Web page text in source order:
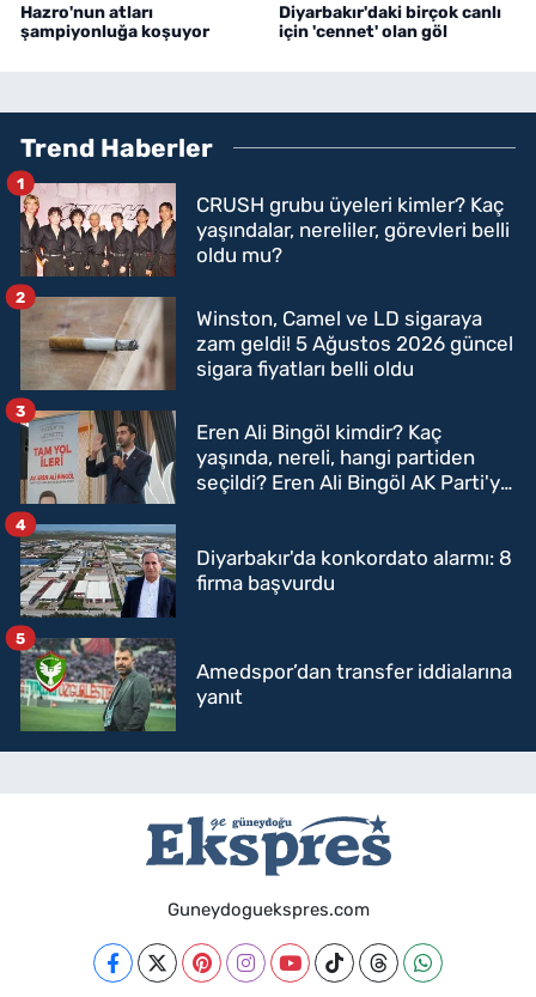
Hazro'nun atları
şampiyonluğa koşuyor
Diyarbakır'daki birçok canlı
için 'cennet' olan göl
Trend Haberler
CRUSH grubu üyeleri kimler? Kaç
yaşındalar, nereliler, görevleri belli
oldu mu?
1
Winston, Camel ve LD sigaraya
zam geldi! 5 Ağustos 2026 güncel
sigara fiyatları belli oldu
2
Eren Ali Bingöl kimdir? Kaç
yaşında, nereli, hangi partiden
seçildi? Eren Ali Bingöl AK Parti'ye
3
Diyarbakır'da konkordato alarmı: 8
firma başvurdu
4
Amedspor’dan transfer iddialarına
yanıt
5
Guneydoguekspres.com